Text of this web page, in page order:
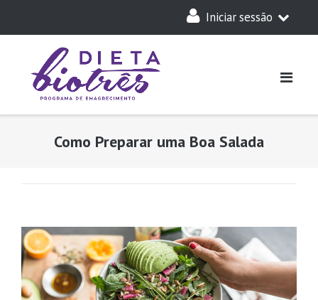
Iniciar sessão
Como Preparar uma Boa Salada